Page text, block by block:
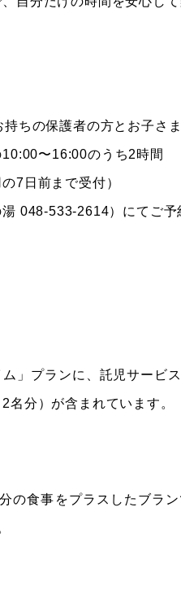
ちの保護者の方とお子さま
〜16:00のうち2時間
7日前まで受付）
048-533-2614）にてご予
」プランに、託児サービ
名分）が含まれています。
の食事をプラスしたブラ